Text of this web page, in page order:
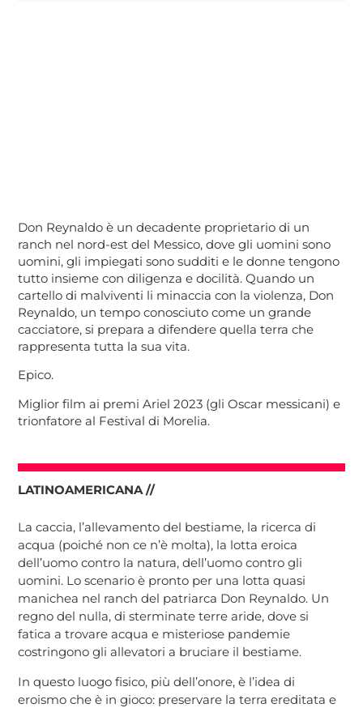
Don Reynaldo è un decadente proprietario di un
ranch nel nord-est del Messico, dove gli uomini sono
uomini, gli impiegati sono sudditi e le donne tengono
tutto insieme con diligenza e docilità. Quando un
cartello di malviventi li minaccia con la violenza, Don
Reynaldo, un tempo conosciuto come un grande
cacciatore, si prepara a difendere quella terra che
rappresenta tutta la sua vita.
Epico.
Miglior film ai premi Ariel 2023 (gli Oscar messicani) e
trionfatore al Festival di Morelia.
LATINOAMERICANA //
La caccia, l’allevamento del bestiame, la ricerca di
acqua (poiché non ce n’è molta), la lotta eroica
dell’uomo contro la natura, dell’uomo contro gli
uomini. Lo scenario è pronto per una lotta quasi
manichea nel ranch del patriarca Don Reynaldo. Un
regno del nulla, di sterminate terre aride, dove si
fatica a trovare acqua e misteriose pandemie
costringono gli allevatori a bruciare il bestiame.
In questo luogo fisico, più dell’onore, è l’idea di
eroismo che è in gioco: preservare la terra ereditata e